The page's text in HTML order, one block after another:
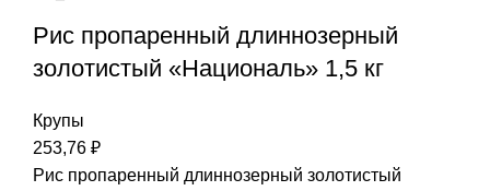
Рис пропаренный длиннозерный
золотистый «Националь» 1,5 кг
Крупы
253,76 ₽
Рис пропаренный длиннозерный золотистый